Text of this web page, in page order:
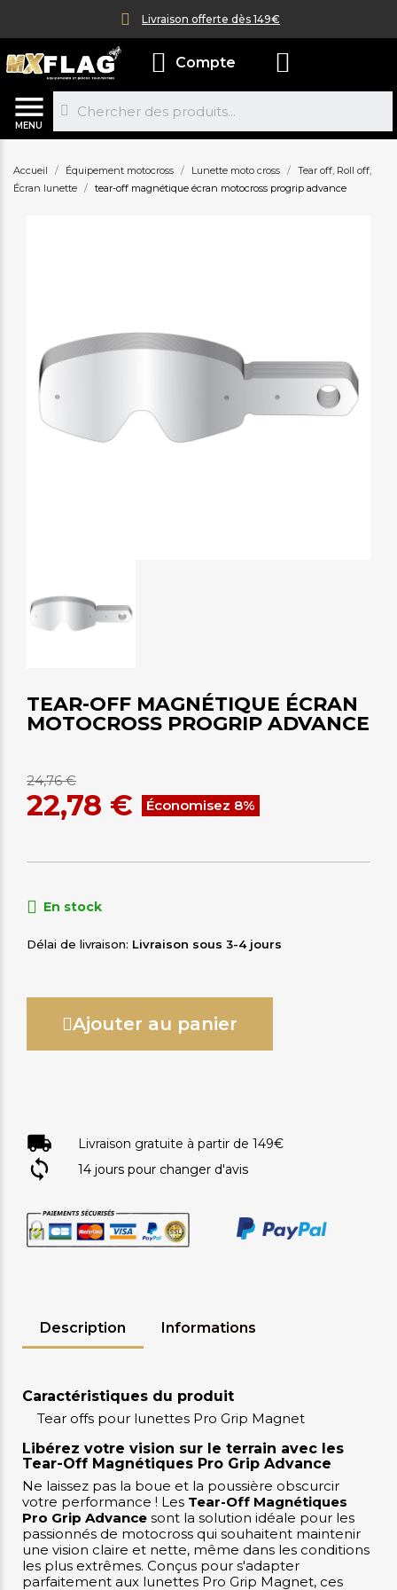
Livraison offerte dès 149€
MENU
Compte
Accueil Équipement motocross Lunette moto cross
Tear off, Roll off,
Écran lunette
tear-off magnétique écran motocross progrip advance
TEAR-OFF MAGNÉTIQUE ÉCRAN
MOTOCROSS PROGRIP ADVANCE
24,76 €
22,78 € Économisez 8%
En stock
Délai de livraison Livraison sous 3-4 jours
Ajouter au panier
Livraison gratuite à partir de 149€
14 jours pour changer d'avis
Description Informations
Caractéristiques du produit
Tear offs pour lunettes Pro Grip Magnet
Libérez votre vision sur le terrain avec les
Tear-Off Magnétiques Pro Grip Advance
Ne laissez pas la boue et la poussière obscurcir
votre performance ! Les Tear-Off Magnétiques
Pro Grip Advance sont la solution idéale pour les
passionnés de motocross qui souhaitent maintenir
une vision claire et nette, même dans les conditions
les plus extrêmes. Conçus pour s'adapter
parfaitement aux lunettes Pro Grip Magnet, ces